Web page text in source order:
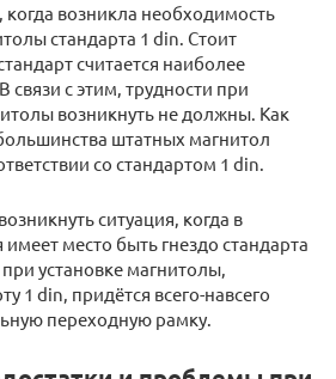
когда возникла необходимость
стандарта 1 din. Стоит
считается наиболее
с этим, трудности при
возникнуть не должны. Как
штатных магнитол
со стандартом 1 din.
ситуация, когда в
место быть гнездо стандарта
установке магнитолы,
1 din, придётся всего-навсего
переходную рамку.